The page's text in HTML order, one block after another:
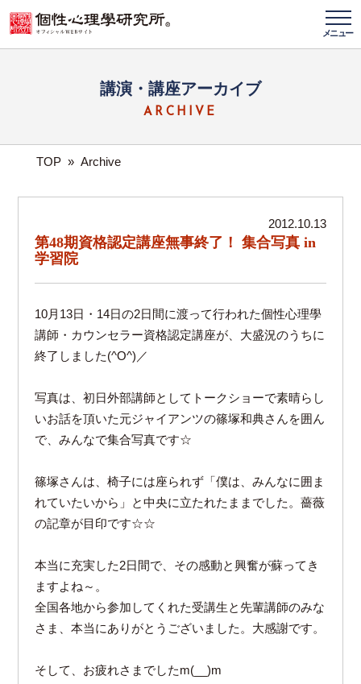
メニュー
講演・講座アーカイブ
ARCHIVE
TOP » Archive
2012.10.13
第48期資格認定講座無事終了！ 集合写真 in
学習院
10月13日・14日の2日間に渡って行われた個性心理學
講師・カウンセラー資格認定講座が、大盛況のうちに
終了しました(^O^)／
写真は、初日外部講師としてトークショーで素晴らし
いお話を頂いた元ジャイアンツの篠塚和典さんを囲ん
で、みんなで集合写真です☆
篠塚さんは、椅子には座られず「僕は、みんなに囲ま
れていたいから」と中央に立たれたままでした。薔薇
の記章が目印です☆☆
本当に充実した2日間で、その感動と興奮が蘇ってき
ますよね～。
全国各地から参加してくれた受講生と先輩講師のみな
さま、本当にありがとうございました。大感謝です。
そして、お疲れさまでしたm(__)m